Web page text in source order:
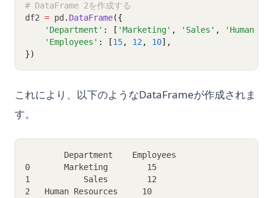
# DataFrame 2を作成する
df2 = pd . DataFrame({
'Department' : [ 'Marketing' , 'Sales' ,
'Human
'Employees' : [15, 12 , 10],
})
これにより、以下のようなDataFrameが作成されま
す。
        Department    Employees
0       Marketing        15
1           Sales        12
2   Human Resources     10